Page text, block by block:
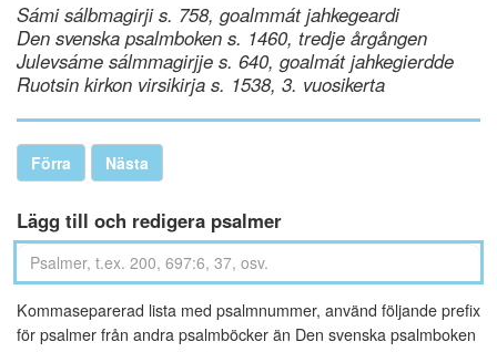
Sámi sálbmagirji s. 758, goalmmát jahkegeardi
Den svenska psalmboken s. 1460, tredje årgången
Julevsáme sálmmagirjje s. 640, goalmát jahkegierdde
Ruotsin kirkon virsikirja s. 1538, 3. vuosikerta
Förra Nästa
Lägg till och redigera psalmer
Kommaseparerad lista med psalmnummer, använd följande prefix
för psalmer från andra psalmböcker än Den svenska psalmboken